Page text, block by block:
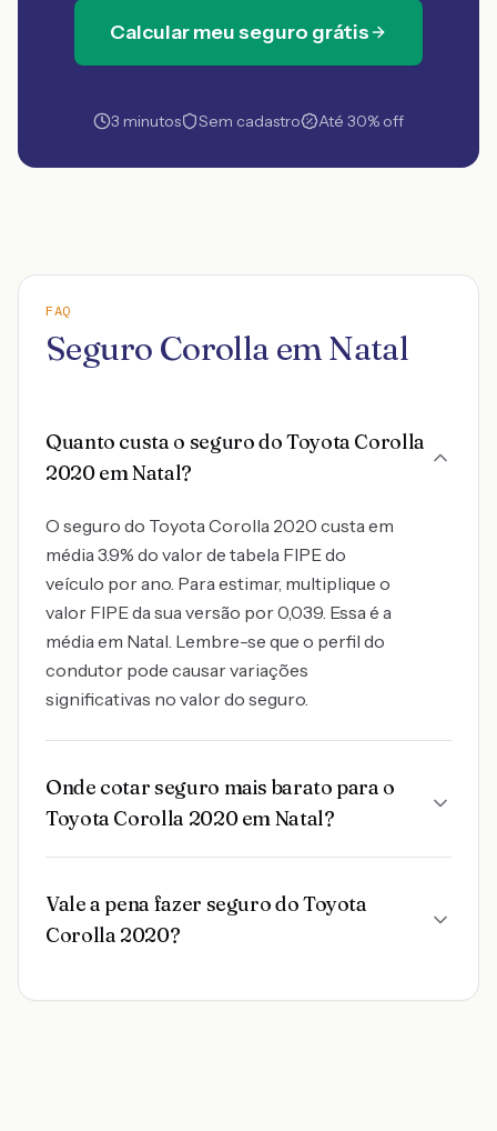
Calcular meu seguro grátis
3 minutos Sem cadastro Até 30% off
FAQ
Seguro Corolla em Natal
Quanto custa o seguro do Toyota Corolla
2020 em Natal?
O seguro do Toyota Corolla 2020 custa em
média 3.9% do valor de tabela FIPE do
veículo por ano. Para estimar, multiplique o
valor FIPE da sua versão por 0,039. Essa é a
média em Natal. Lembre-se que o perfil do
condutor pode causar variações
significativas no valor do seguro.
Onde cotar seguro mais barato para o
Toyota Corolla 2020 em Natal?
Vale a pena fazer seguro do Toyota
Corolla 2020?